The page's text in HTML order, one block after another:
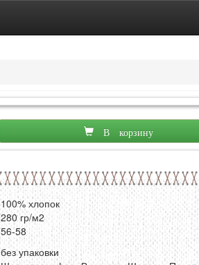
В корзину
100% хлопок
280 гр/м2
56-58
без упаковки